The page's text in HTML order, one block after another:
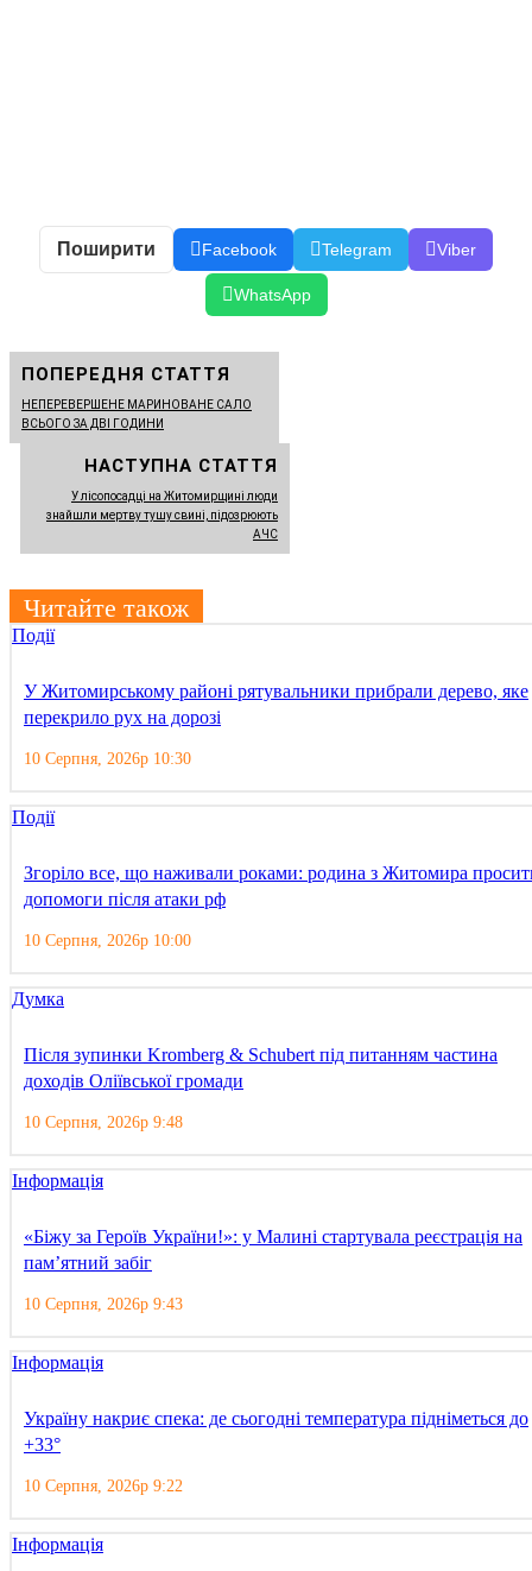
Поширити Facebook Telegram Viber
WhatsApp
ПОПЕРЕДНЯ СТАТТЯ
НЕПЕРЕВЕРШЕНЕ МАРИНОВАНЕ САЛО
ВСЬОГО ЗА ДВІ ГОДИНИ
НАСТУПНА СТАТТЯ
У лісопосадці на Житомирщині люди
знайшли мертву тушу свині, підозрюють
АЧС
Читайте також
Події
У Житомирському районі рятувальники прибрали дерево, яке
перекрило рух на дорозі
10 Серпня, 2026р 10:30
Події
Згоріло все, що наживали роками: родина з Житомира
допомоги після атаки рф
10 Серпня, 2026р 10:00
Думка
Після зупинки Kromberg & Schubert під питанням частина
доходів Оліївської громади
10 Серпня, 2026р 9:48
Інформація
«Біжу за Героїв України!»: у Малині стартувала реєстрація на
пам’ятний забіг
10 Серпня, 2026р 9:43
Інформація
Україну накриє спека: де сьогодні температура підніметься до
+33°
10 Серпня, 2026р 9:22
Інформація